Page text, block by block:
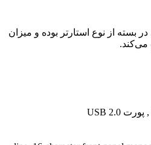
بسته از نوع استارتر بوده و میزان
می‌کند.